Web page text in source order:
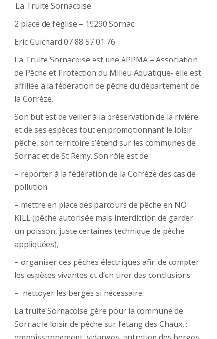
La Truite Sornacoise
2 place de l’église – 19290 Sornac
Eric Guichard 07 88 57 01 76
La Truite Sornacoise est une APPMA – Association
de Pêche et Protection du Milieu Aquatique- elle est
affiliée à la fédération de pêche du département de
la Corrèze.
Son but est de veiller à la préservation de la rivière
et de ses espèces tout en promotionnant le loisir
pêche, son territoire s’étend sur les communes de
Sornac et de St Remy. Son rôle est de :
– reporter à la fédération de la Corrèze des cas de
pollution
– mettre en place des parcours de pêche en NO
KILL (pêche autorisée mais interdiction de garder
un poisson, juste certaines technique de pêche
appliquées),
– organiser des pêches électriques afin de compter
les espèces vivantes et d’en tirer des conclusions
– nettoyer les berges si nécessaire.
La truite Sornacoise gère pour la commune de
Sornac le loisir de pêche sur l’étang des Chaux, :